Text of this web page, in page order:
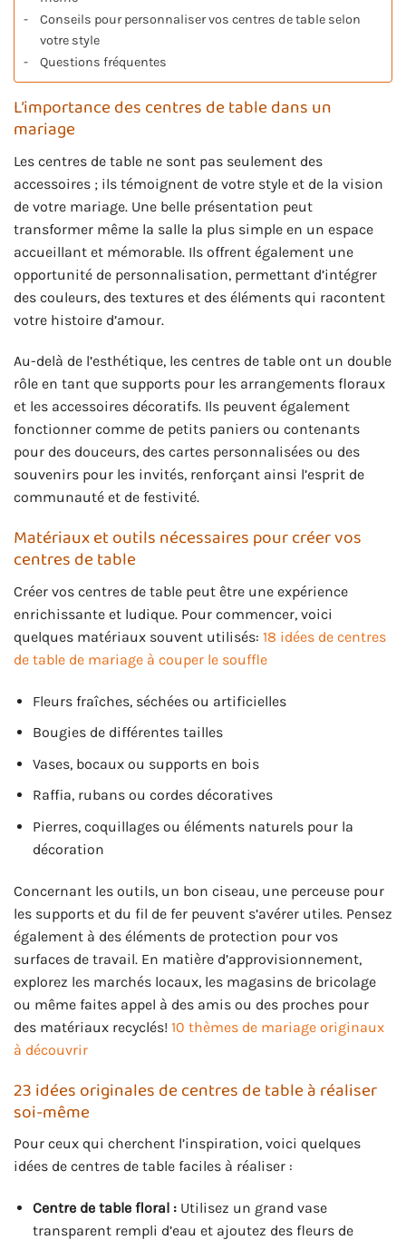
Conseils pour personnaliser vos centres de table selon
votre style
Questions fréquentes
L’importance des centres de table dans un
mariage
Les centres de table ne sont pas seulement des
accessoires ; ils témoignent de votre style et de la vision
de votre mariage. Une belle présentation peut
transformer même la salle la plus simple en un espace
accueillant et mémorable. Ils offrent également une
opportunité de personnalisation, permettant d’intégrer
des couleurs, des textures et des éléments qui racontent
votre histoire d’amour.
Au-delà de l’esthétique, les centres de table ont un double
rôle en tant que supports pour les arrangements floraux
et les accessoires décoratifs. Ils peuvent également
fonctionner comme de petits paniers ou contenants
pour des douceurs, des cartes personnalisées ou des
souvenirs pour les invités, renforçant ainsi l’esprit de
communauté et de festivité.
Matériaux et outils nécessaires pour créer vos
centres de table
Créer vos centres de table peut être une expérience
enrichissante et ludique. Pour commencer, voici
quelques matériaux souvent utilisés: 18 idées de centres
de table de mariage à couper le souffle
Fleurs fraîches, séchées ou artificielles
Bougies de différentes tailles
Vases, bocaux ou supports en bois
Raffia, rubans ou cordes décoratives
Pierres, coquillages ou éléments naturels pour la
décoration
Concernant les outils, un bon ciseau, une perceuse pour
les supports et du fil de fer peuvent s’avérer utiles. Pensez
également à des éléments de protection pour vos
surfaces de travail. En matière d’approvisionnement,
explorez les marchés locaux, les magasins de bricolage
ou même faites appel à des amis ou des proches pour
des matériaux recyclés! 10 thèmes de mariage originaux
à découvrir
23 idées originales de centres de table à réaliser
soi-même
Pour ceux qui cherchent l’inspiration, voici quelques
idées de centres de table faciles à réaliser :
Centre de table floral :Utilisez un grand vase
transparent rempli d’eau et ajoutez des fleurs de